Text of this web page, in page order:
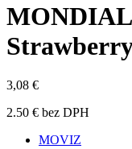
3,08 €
2.50 € bez DPH
MOVIZ